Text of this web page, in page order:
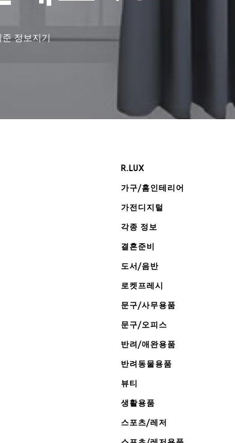
준정보지기
R.LUX
가구/홈인테리어
가전디지털
각종 정보
결혼준비
도서/음반
로켓프레시
문구/사무용품
문구/오피스
반려/애완용품
반려동물용품
뷰티
생활용품
스포츠/레저